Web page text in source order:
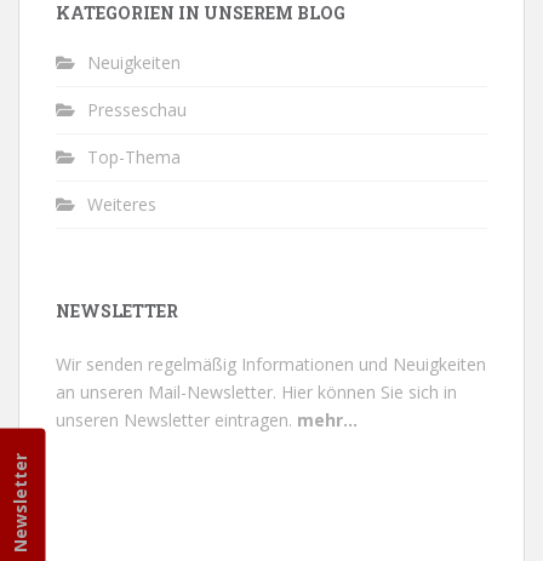
KATEGORIEN IN UNSEREM BLOG
Neuigkeiten
Presseschau
Top-Thema
Weiteres
NEWSLETTER
Newsletter
Wir senden regelmäßig Informationen und Neuigkeiten
an unseren Mail-Newsletter. Hier können Sie sich in
unseren Newsletter eintragen. mehr...